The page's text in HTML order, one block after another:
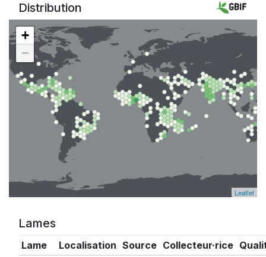
Distribution
+
−
Leaflet
Lames
Lame Localisation Source Collecteur·rice